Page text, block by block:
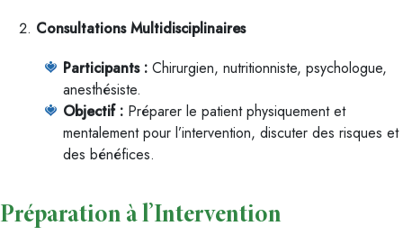
Consultations Multidisciplinaires
Participants : Chirurgien, nutritionniste, psychologue,
anesthésiste.
Objectif : Préparer le patient physiquement et
mentalement pour l’intervention, discuter des risques et
des bénéfices.
Préparation à l’Intervention